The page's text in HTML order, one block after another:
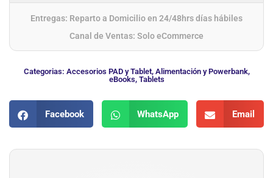
Entregas: Reparto a Domicilio en 24/48hrs días hábiles
Canal de Ventas: Solo eCommerce
Categorias: Accesorios PAD y Tablet, Alimentación y Powerbank,
eBooks, Tablets
Facebook WhatsApp Email